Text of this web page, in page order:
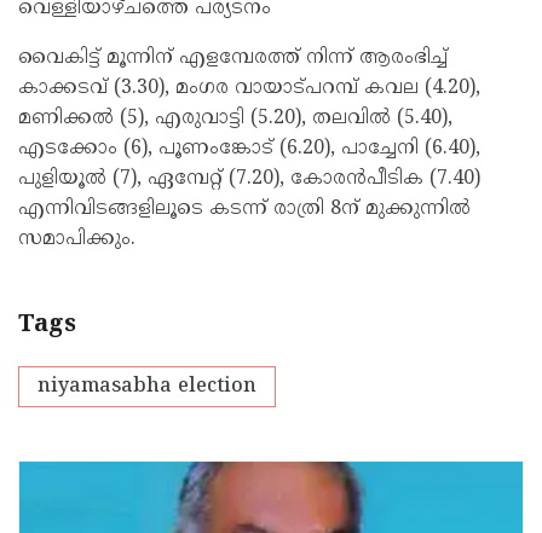
വെള്ളിയാഴ്ചത്തെ പര്യടനം
വൈകിട്ട് മൂന്നിന് എളമ്പേരത്ത് നിന്ന് ആരംഭിച്ച്
കാക്കടവ് (3.30), മംഗര വായാട്‌പറമ്പ് കവല (4.20),
മണിക്കൽ (5), എരുവാട്ടി (5.20), തലവിൽ (5.40),
എടക്കോം (6), പൂണംങ്കോട് (6.20), പാച്ചേനി (6.40),
പുളിയൂൽ (7), ഏമ്പേറ്റ് (7.20), കോരൻപീടിക (7.40)
എന്നിവിടങ്ങളിലൂടെ കടന്ന് രാത്രി 8ന് മുക്കുന്നിൽ
സമാപിക്കും.
Tags
niyamasabha election